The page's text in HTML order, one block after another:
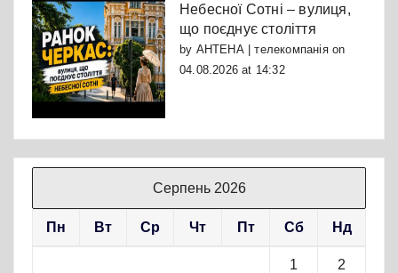
Небесної Сотні – вулиця,
що поєднує століття
by АНТЕНА | телекомпаніяon
04.08.2026 at 14:32
Серпень 2026
Пн Вт Ср Чт Пт Сб Нд
1 2